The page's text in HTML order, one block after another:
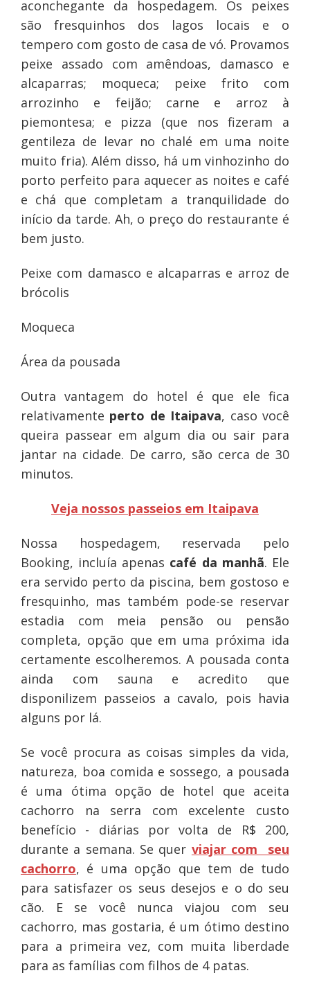
aconchegante da hospedagem. Os peixes
são fresquinhos dos lagos locais e o
tempero com gosto de casa de vó. Provamos
peixe assado com amêndoas, damasco e
alcaparras; moqueca; peixe frito com
arrozinho e feijão; carne e arroz à
piemontesa; e pizza (que nos fizeram a
gentileza de levar no chalé em uma noite
muito fria). Além disso, há um vinhozinho do
porto perfeito para aquecer as noites e café
e chá que completam a tranquilidade do
início da tarde. Ah, o preço do restaurante é
bem justo.
Peixe com damasco e alcaparras e arroz de
brócolis
Moqueca
Área da pousada
Outra vantagem do hotel é que ele fica
relativamente perto de Itaipava, caso você
queira passear em algum dia ou sair para
jantar na cidade. De carro, são cerca de 30
minutos.
Veja nossos passeios em Itaipava
Nossa hospedagem, reservada pelo
Booking, incluía apenas café da manhã. Ele
era servido perto da piscina, bem gostoso e
fresquinho, mas também pode-se reservar
estadia com meia pensão ou pensão
completa, opção que em uma próxima ida
certamente escolheremos. A pousada conta
ainda com sauna e acredito que
disponilizem passeios a cavalo, pois havia
alguns por lá.
Se você procura as coisas simples da vida,
natureza, boa comida e sossego, a pousada
é uma ótima opção de hotel que aceita
cachorro na serra com excelente custo
benefício - diárias por volta de R$ 200,
durante a semana. Se quer viajar com seu
cachorro, é uma opção que tem de tudo
para satisfazer os seus desejos e o do seu
cão. E se você nunca viajou com seu
cachorro, mas gostaria, é um ótimo destino
para a primeira vez, com muita liberdade
para as famílias com filhos de 4 patas.